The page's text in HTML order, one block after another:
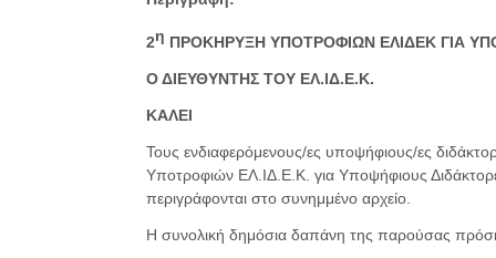
2η ΠΡΟΚΗΡΥΞΗ ΥΠΟΤΡΟΦΙΩΝ ΕΛΙΔΕΚ ΓΙΑ
Ο ΔΙΕΥΘΥΝΤΗΣ ΤΟΥ ΕΛ.ΙΔ.Ε.Κ.
ΚΑΛΕΙ
Τους ενδιαφερόμενους/ες υποψήφιους/ες
Υποτροφιών ΕΛ.ΙΔ.Ε.Κ. για Υποψήφιους
περιγράφονται στο συνημμένο αρχείο.
Η συνολική δημόσια δαπάνη της παρούσας